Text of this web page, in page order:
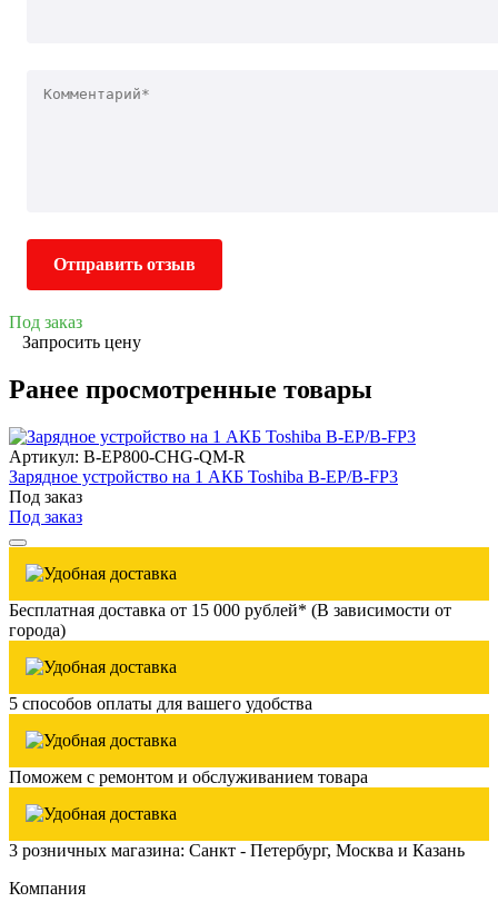
Отправить отзыв
Под заказ
Запросить цену
Ранее просмотренные товары
Артикул: B-EP800-CHG-QM-R
Зарядное устройство на 1 АКБ Toshiba B-EP/B-FP3
Под заказ
Под заказ
Бесплатная доставка от 15 000 рублей* (В зависимости от
города)
5 способов оплаты для вашего удобства
Поможем с ремонтом и обслуживанием товара
3 розничных магазина: Санкт - Петербург, Москва и Казань
Компания